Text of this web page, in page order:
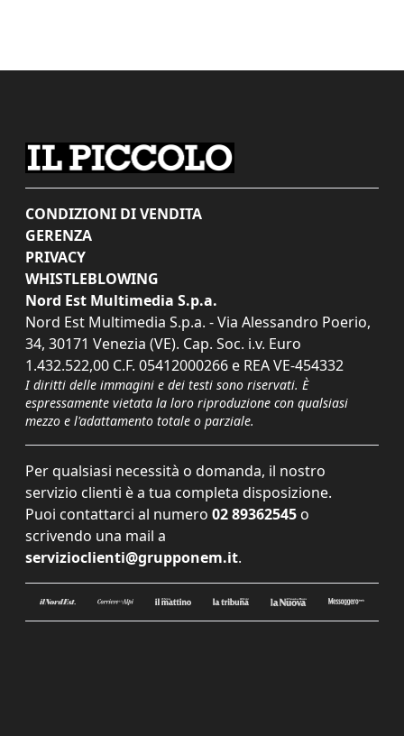
CONDIZIONI DI VENDITA
GERENZA
PRIVACY
WHISTLEBLOWING
Nord Est Multimedia S.p.a.
Nord Est Multimedia S.p.a. - Via Alessandro Poerio,
34, 30171 Venezia (VE). Cap. Soc. i.v. Euro
1.432.522,00 C.F. 05412000266 e REA VE-454332
I diritti delle immagini e dei testi sono riservati. È
espressamente vietata la loro riproduzione con qualsiasi
mezzo e l'adattamento totale o parziale.
Per qualsiasi necessità o domanda, il nostro
servizio clienti è a tua completa disposizione.
Puoi contattarci al numero 02 89362545 o
scrivendo una mail a
servizioclienti@grupponem.it.